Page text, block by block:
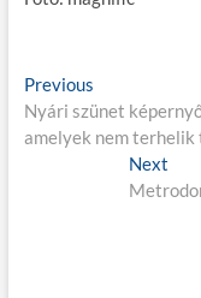
B
e
Previous
r
e
Nyári szünet
amelyek nem terhelik
Next
e